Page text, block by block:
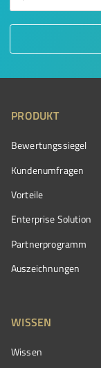
PRODUKT
Bewertungssiegel
Kundenumfragen
Vorteile
Enterprise Solution
Partnerprogramm
Auszeichnungen
WISSEN
Wissen